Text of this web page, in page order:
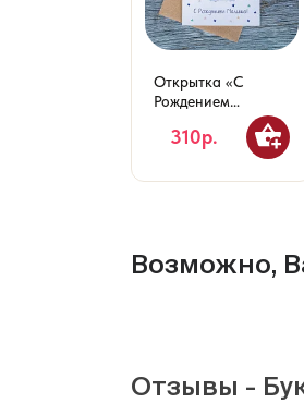
Открытка «С
Рождением
310р.
Возможно,
Отзывы -